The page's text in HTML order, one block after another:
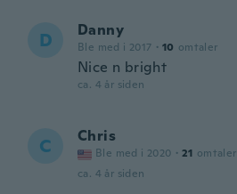
D Danny
Ble med i 2017 · 10 omtaler
Nice n bright
ca. 4 år siden
C Chris
Ble med i 2020 · 21 omtaler
ca. 4 år siden